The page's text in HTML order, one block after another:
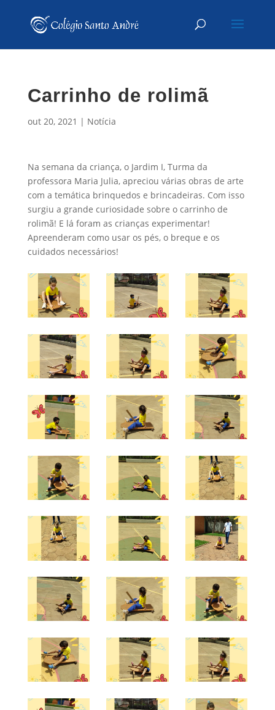
Carrinho de rolimã
out 20, 2021 | Notícia
Na semana da criança, o Jardim I, Turma da
professora Maria Julia, apreciou várias obras de arte
com a temática brinquedos e brincadeiras. Com isso
surgiu a grande curiosidade sobre o carrinho de
rolimã! E lá foram as crianças experimentar!
Apreenderam como usar os pés, o breque e os
cuidados necessários!